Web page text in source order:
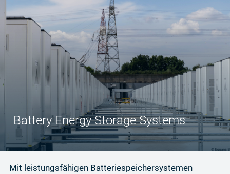
Battery Energy Storage Systems
Mit leistungsfähigen Batteriespeichersystemen